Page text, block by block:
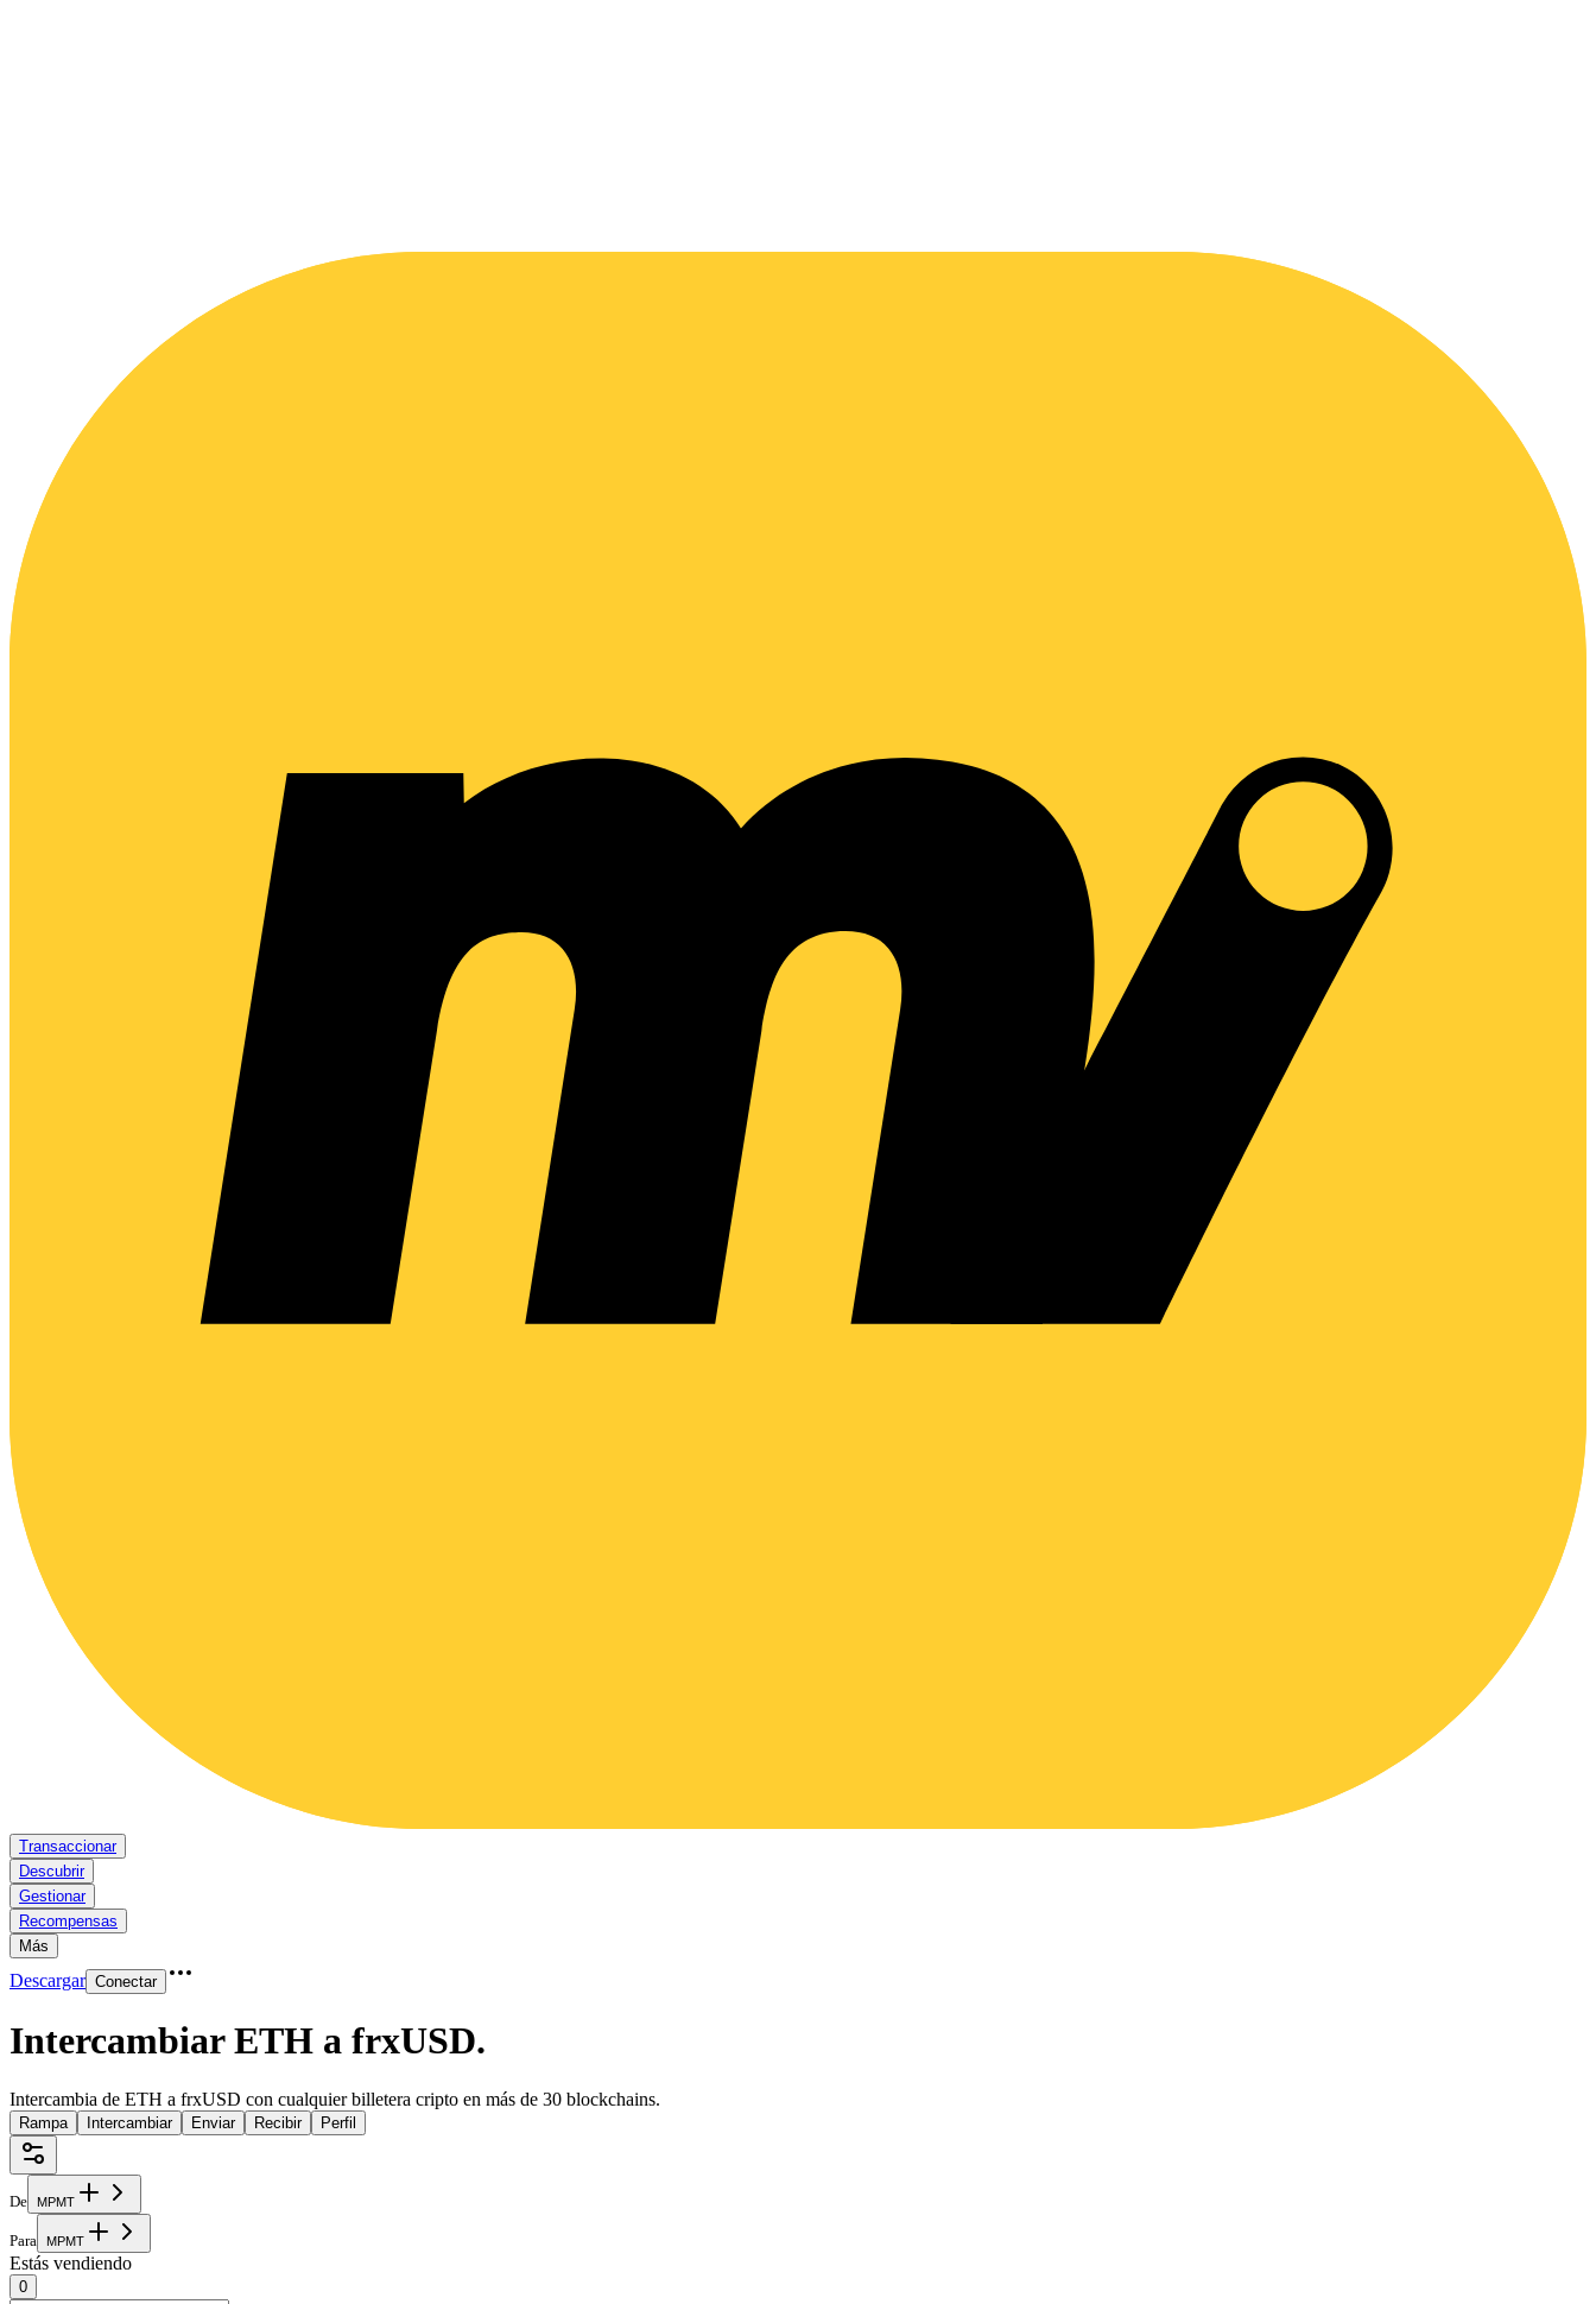
Transaccionar
Descubrir
Gestionar
Recompensas
Más
Descargar Conectar
Intercambiar ETH a frxUSD.
Intercambia de ETH a frxUSD con cualquier billetera cripto en más de 30 blockchains.
Rampa Intercambiar Enviar Recibir Perfil
De MPMT
Para MPMT
Estás vendiendo
0